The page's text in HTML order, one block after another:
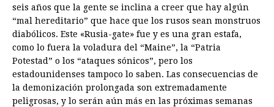
seis años que la gente se inclina a creer que hay algún
“mal hereditario” que hace que los rusos sean monstruos
diabólicos. Este «Rusia-gate» fue y es una gran estafa,
como lo fuera la voladura del “Maine”, la “Patria
Potestad” o los “ataques sónicos”, pero los
estadounidenses tampoco lo saben. Las consecuencias de
la demonización prolongada son extremadamente
peligrosas, y lo serán aún más en las próximas semanas